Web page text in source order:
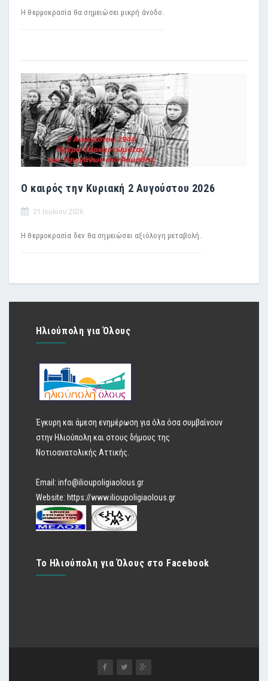
Η θερμοκρασία θα σημειώσει μικρή άνοδο.
Ο καιρός την Κυριακή 2 Αυγούστου 2026
21 Ιουλίου 2026
Η θερμοκρασία δεν θα σημειώσει αξιόλογη μεταβολή.
Ηλιούπολη για Όλους
Έγκυρη και άμεση ενημέρωση για όλα όσα συμβαίνουν
στην Ηλιούπολη και στους δήμους της
Νοτιοανατολικής Αττικής.
Email: info@ilioupoligiaolous.gr
Website: https://www.ilioupoligiaolous.gr
Το Ηλιούπολη για Όλους στο Facebook